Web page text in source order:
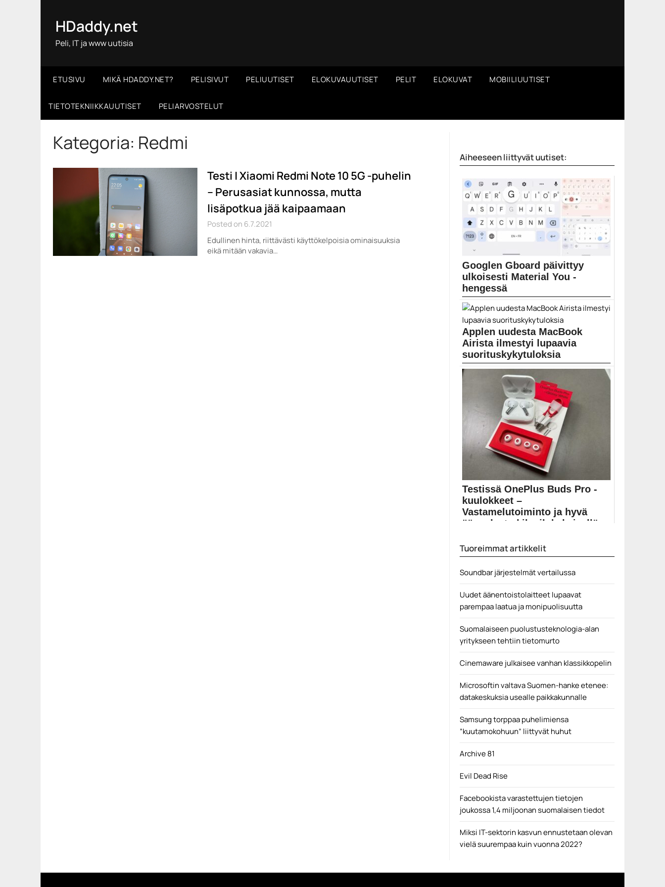
HDaddy.net
Peli, IT ja www uutisia
ETUSIVU MIKÄ HDADDY.NET? PELISIVUT PELIUUTISET ELOKUVAUUTISET PELIT ELOKUVAT MOBIILIUUTISET
TIETOTEKNIIKKAUUTISET PELIARVOSTELUT
Kategoria: Redmi
Testi | Xiaomi Redmi Note 10 5G -puhelin
– Perusasiat kunnossa, mutta
lisäpotkua jää kaipaamaan
Posted on 6.7.2021
Edullinen hinta, riittävästi käyttökelpoisia ominaisuuksia
eikä mitään vakavia…
Aiheeseen liittyvät uutiset:
Googlen Gboard päivittyy
ulkoisesti Material You -
hengessä
Googlen Gboard-näppäimistö saa uusia Material You -
designiin pohjautuvia...
Gboard
Applen uudesta MacBook
Airista ilmestyi lupaavia
suorituskykytuloksia
Apple julkisti aiemmin tällä viikolla uuden MacBook
Testissä OnePlus Buds Pro -
kuulokkeet –
Vastamelutoiminto ja hyvä
äänenlaatu kilpailukykyisellä
langattomat nappikuulokkeet
Tuoreimmat artikkelit
Soundbar järjestelmät vertailussa
Uudet äänentoistolaitteet lupaavat
parempaa laatua ja monipuolisuutta
Suomalaiseen puolustusteknologia-alan
yritykseen tehtiin tietomurto
Cinemaware julkaisee vanhan klassikkopelin
Microsoftin valtava Suomen-hanke etenee:
datakeskuksia usealle paikkakunnalle
Samsung torppaa puhelimiensa
”kuutamokohuun” liittyvät huhut
Archive 81
Evil Dead Rise
Facebookista varastettujen tietojen
joukossa 1,4 miljoonan suomalaisen tiedot
Miksi IT-sektorin kasvun ennustetaan olevan
vielä suurempaa kuin vuonna 2022?